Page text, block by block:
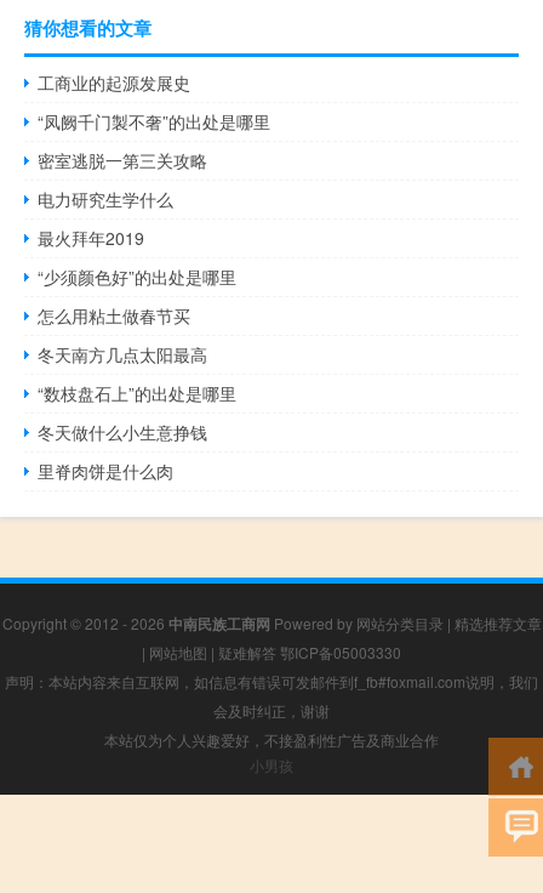
猜你想看的文章
工商业的起源发展史
“凤阙千门製不奢”的出处是哪里
密室逃脱一第三关攻略
电力研究生学什么
最火拜年2019
“少须颜色好”的出处是哪里
怎么用粘土做春节买
冬天南方几点太阳最高
“数枝盘石上”的出处是哪里
冬天做什么小生意挣钱
里脊肉饼是什么肉
Copyright © 2012 - 2026 中南民族工商网 Powered by 网站分类目录 | 精选推荐文章
| 网站地图 | 疑难解答 鄂ICP备05003330
声明：本站内容来自互联网，如信息有错误可发邮件到f_fb#foxmail.com说明，我们
会及时纠正，谢谢
本站仅为个人兴趣爱好，不接盈利性广告及商业合作
小男孩